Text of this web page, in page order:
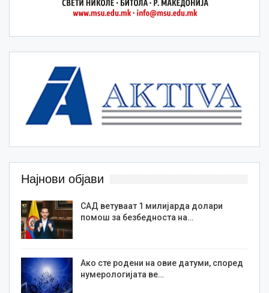
Најнови објави
САД ветуваат 1 милијарда долари
помош за безбедноста на…
Ако сте родени на овие датуми, според
нумерологијата ве…